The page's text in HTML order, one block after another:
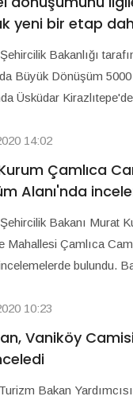
yeni bir etap
Bakanlığı
Büyük Dönüşüm
Üsküdar
14:02
Çamlıca
Alanı'nda
Bakanı Murat
Mahallesi Çamlıca
bulundu.
10:23
Vaniköy
Bakan